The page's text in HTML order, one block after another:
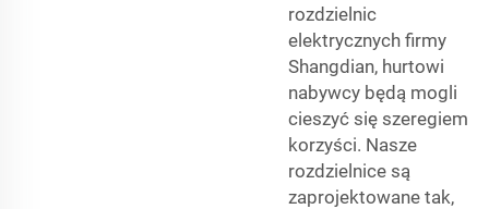
rozdzielnic
elektrycznych firmy
Shangdian, hurtowi
nabywcy będą mogli
cieszyć się szeregiem
korzyści. Nasze
rozdzielnice są
zaprojektowane tak,